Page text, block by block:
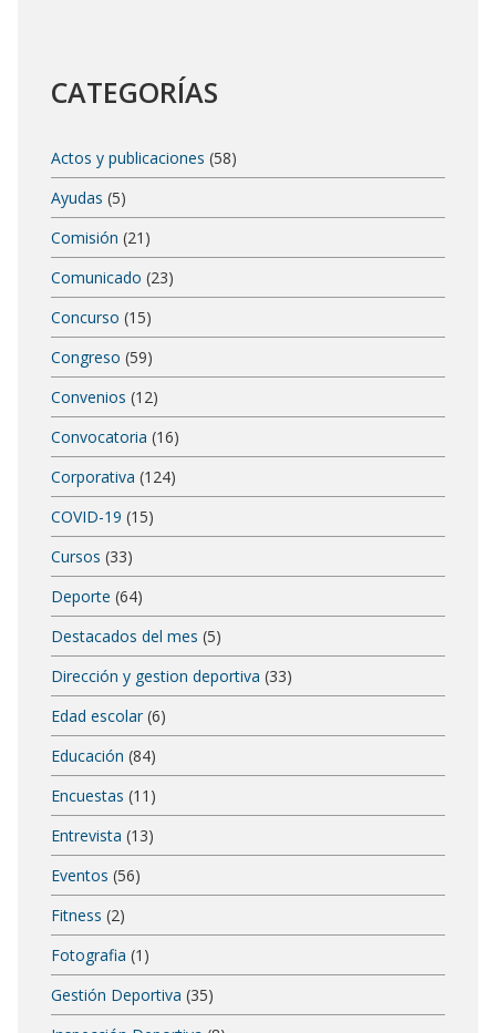
CATEGORÍAS
Actos y publicaciones (58)
Ayudas (5)
Comisión (21)
Comunicado (23)
Concurso (15)
Congreso (59)
Convenios (12)
Convocatoria (16)
Corporativa (124)
COVID-19 (15)
Cursos (33)
Deporte (64)
Destacados del mes (5)
Dirección y gestion deportiva (33)
Edad escolar (6)
Educación (84)
Encuestas (11)
Entrevista (13)
Eventos (56)
Fitness (2)
Fotografia (1)
Gestión Deportiva (35)